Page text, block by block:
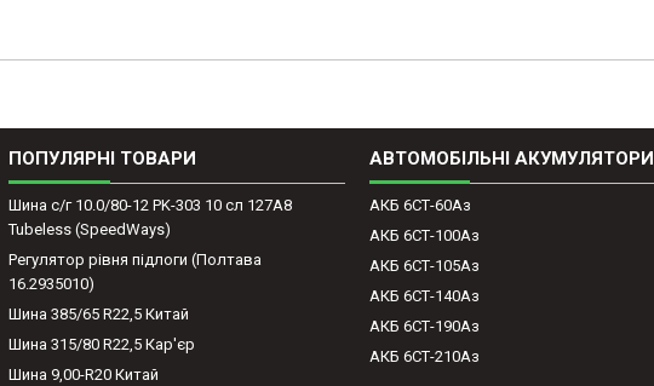
ПОПУЛЯРНІ ТОВАРИ
Шина с/г 10.0/80-12 PK-303 10 сл 127A8
Tubeless (SpeedWays)
Регулятор рівня підлоги (Полтава
16.2935010)
Шина 385/65 R22,5 Китай
Шина 315/80 R22,5 Кар'єр
Шина 9,00-R20 Китай
АВТОМОБІЛЬНІ АКУМУЛЯТОРИ
АКБ 6СТ-60Аз
АКБ 6СТ-100Аз
АКБ 6СТ-105Аз
АКБ 6СТ-140Аз
АКБ 6СТ-190Аз
АКБ 6СТ-210Аз